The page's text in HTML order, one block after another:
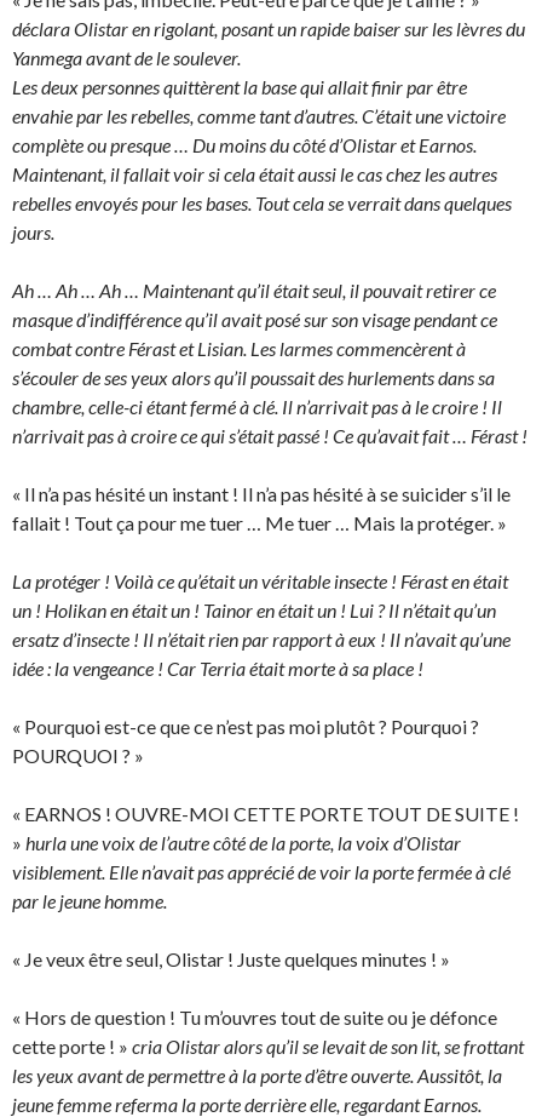
déclara Olistar en rigolant, posant un rapide baiser sur les lèvres du
Yanmega avant de le soulever.
Les deux personnes quittèrent la base qui allait finir par être
envahie par les rebelles, comme tant d’autres. C’était une victoire
complète ou presque … Du moins du côté d’Olistar et Earnos.
Maintenant, il fallait voir si cela était aussi le cas chez les autres
rebelles envoyés pour les bases. Tout cela se verrait dans quelques
jours.
Ah … Ah … Ah … Maintenant qu’il était seul, il pouvait retirer ce
masque d’indifférence qu’il avait posé sur son visage pendant ce
combat contre Férast et Lisian. Les larmes commencèrent à
s’écouler de ses yeux alors qu’il poussait des hurlements dans sa
chambre, celle-ci étant fermé à clé. Il n’arrivait pas à le croire ! Il
n’arrivait pas à croire ce qui s’était passé ! Ce qu’avait fait … Férast !
« Il n’a pas hésité un instant ! Il n’a pas hésité à se suicider s’il le
fallait ! Tout ça pour me tuer … Me tuer … Mais la protéger. »
La protéger ! Voilà ce qu’était un véritable insecte ! Férast en était
un ! Holikan en était un ! Tainor en était un ! Lui ? Il n’était qu’un
ersatz d’insecte ! Il n’était rien par rapport à eux ! Il n’avait qu’une
idée : la vengeance ! Car Terria était morte à sa place !
« Pourquoi est-ce que ce n’est pas moi plutôt ? Pourquoi ?
POURQUOI ? »
« EARNOS ! OUVRE-MOI CETTE PORTE TOUT DE SUITE !
» hurla une voix de l’autre côté de la porte, la voix d’Olistar
visiblement. Elle n’avait pas apprécié de voir la porte fermée à clé
par le jeune homme.
« Je veux être seul, Olistar ! Juste quelques minutes ! »
« Hors de question ! Tu m’ouvres tout de suite ou je défonce
cette porte ! » cria Olistar alors qu’il se levait de son lit, se frottant
les yeux avant de permettre à la porte d’être ouverte. Aussitôt, la
jeune femme referma la porte derrière elle, regardant Earnos.